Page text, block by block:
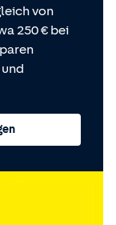
von
250 € bei